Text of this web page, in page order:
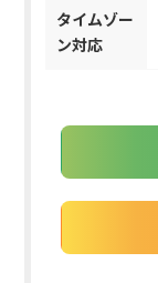
タイムゾー
ン対応